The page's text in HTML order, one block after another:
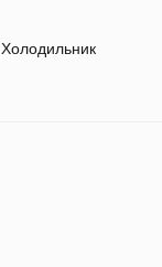
Холодильник